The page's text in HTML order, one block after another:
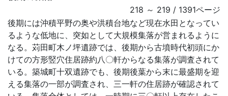
218 ～ 219 / 1391ページ
後期には沖積平野の奥や洪積台地など現在水田となってい
るような低地に、突如として大規模集落が営まれるように
なる。苅田町木ノ坪遺跡では、後期から古墳時代初頭にか
けての方形竪穴住居跡約八〇軒からなる集落が調査されて
いる。築城町十双遺跡でも、後期後葉から末に最盛期を迎
える集落の一部が調査され、三一軒の住居跡が確認されて